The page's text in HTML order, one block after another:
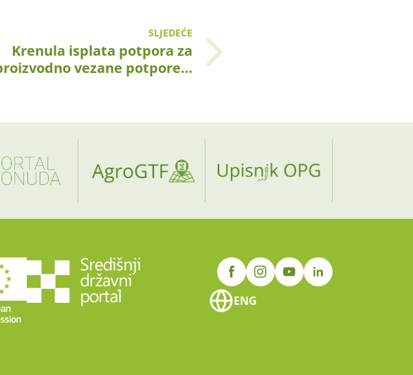
SLJEDEĆE
Krenula isplata potpora za
vezane potpore…
ENG